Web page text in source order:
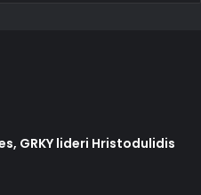
GRKY lideri Hristodulidis